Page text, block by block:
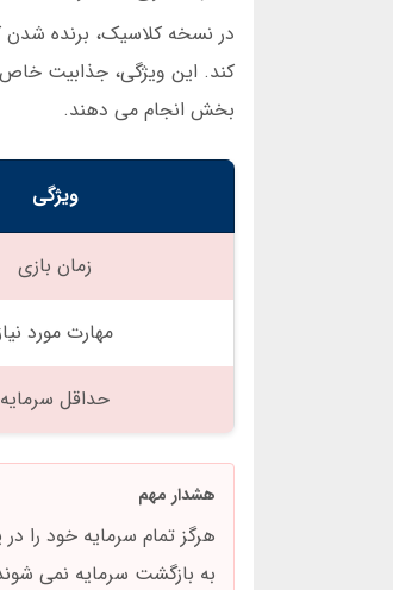
در نسخه کلاسیک، برنده شدن
کند. این ویژگی، جذابیت خاص
بخش انجام می دهند.
ویژگی
زمان بازی
مهارت مورد
حداقل سرمایه
هشدار مهم
به بازگشت سرمایه نمی